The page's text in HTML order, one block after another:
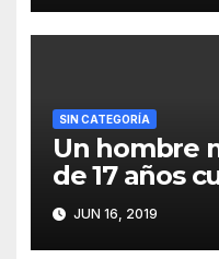
SIN CATEGORÍA
Un hombre
de 17 años
robarle
JUN 16, 2019